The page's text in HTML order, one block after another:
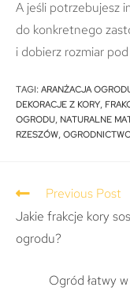
A jeśli potrzebujesz
do konkretnego
i dobierz rozmiar
TAGI: ARANŻACJA
DEKORACJE Z KORY,
OGRODU, NATURALNE
RZESZÓW,
Previous Post
Jakie frakcje kory
ogrodu?
Ogród łatwy